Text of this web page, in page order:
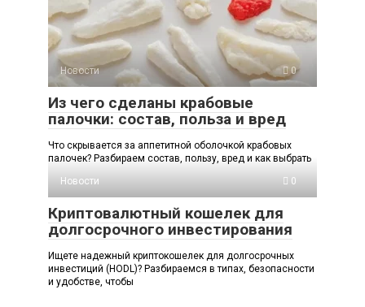
Новости 0
Из чего сделаны крабовые
палочки: состав, польза и вред
Что скрывается за аппетитной оболочкой крабовых
палочек? Разбираем состав, пользу, вред и как выбрать
Новости
0
Криптовалютный кошелек для
долгосрочного инвестирования
Ищете надежный криптокошелек для долгосрочных
инвестиций (HODL)? Разбираемся в типах, безопасности
и удобстве, чтобы